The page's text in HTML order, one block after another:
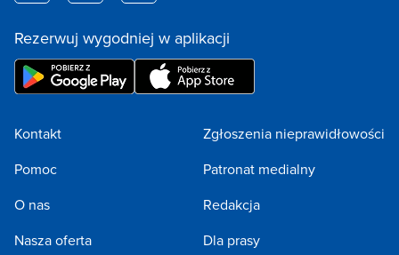
Rezerwuj wygodniej w aplikacji
Kontakt
Pomoc
O nas
Nasza oferta
Zgłoszenia nieprawidłowości
Patronat medialny
Redakcja
Dla prasy